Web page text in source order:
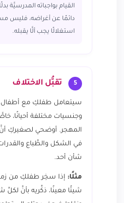
القيام بواجباته المدرسيَّة
دائمًا عن أغراضه، فليس
استغلالًا يجب ألَّا يقبله.
5 تقبُّل الاختلاف
سيتعامل طفلكِ مع
وجنسيات مختلفة أحيانًا،
المهجر. أوضحي لصغيركِ أنَّ
في الشكل والطِّباع
شأن أحد.
مثلًا: إذا سخِر طفلكِ من
شيئًا معينًا، ذكِّريه بأنَّ